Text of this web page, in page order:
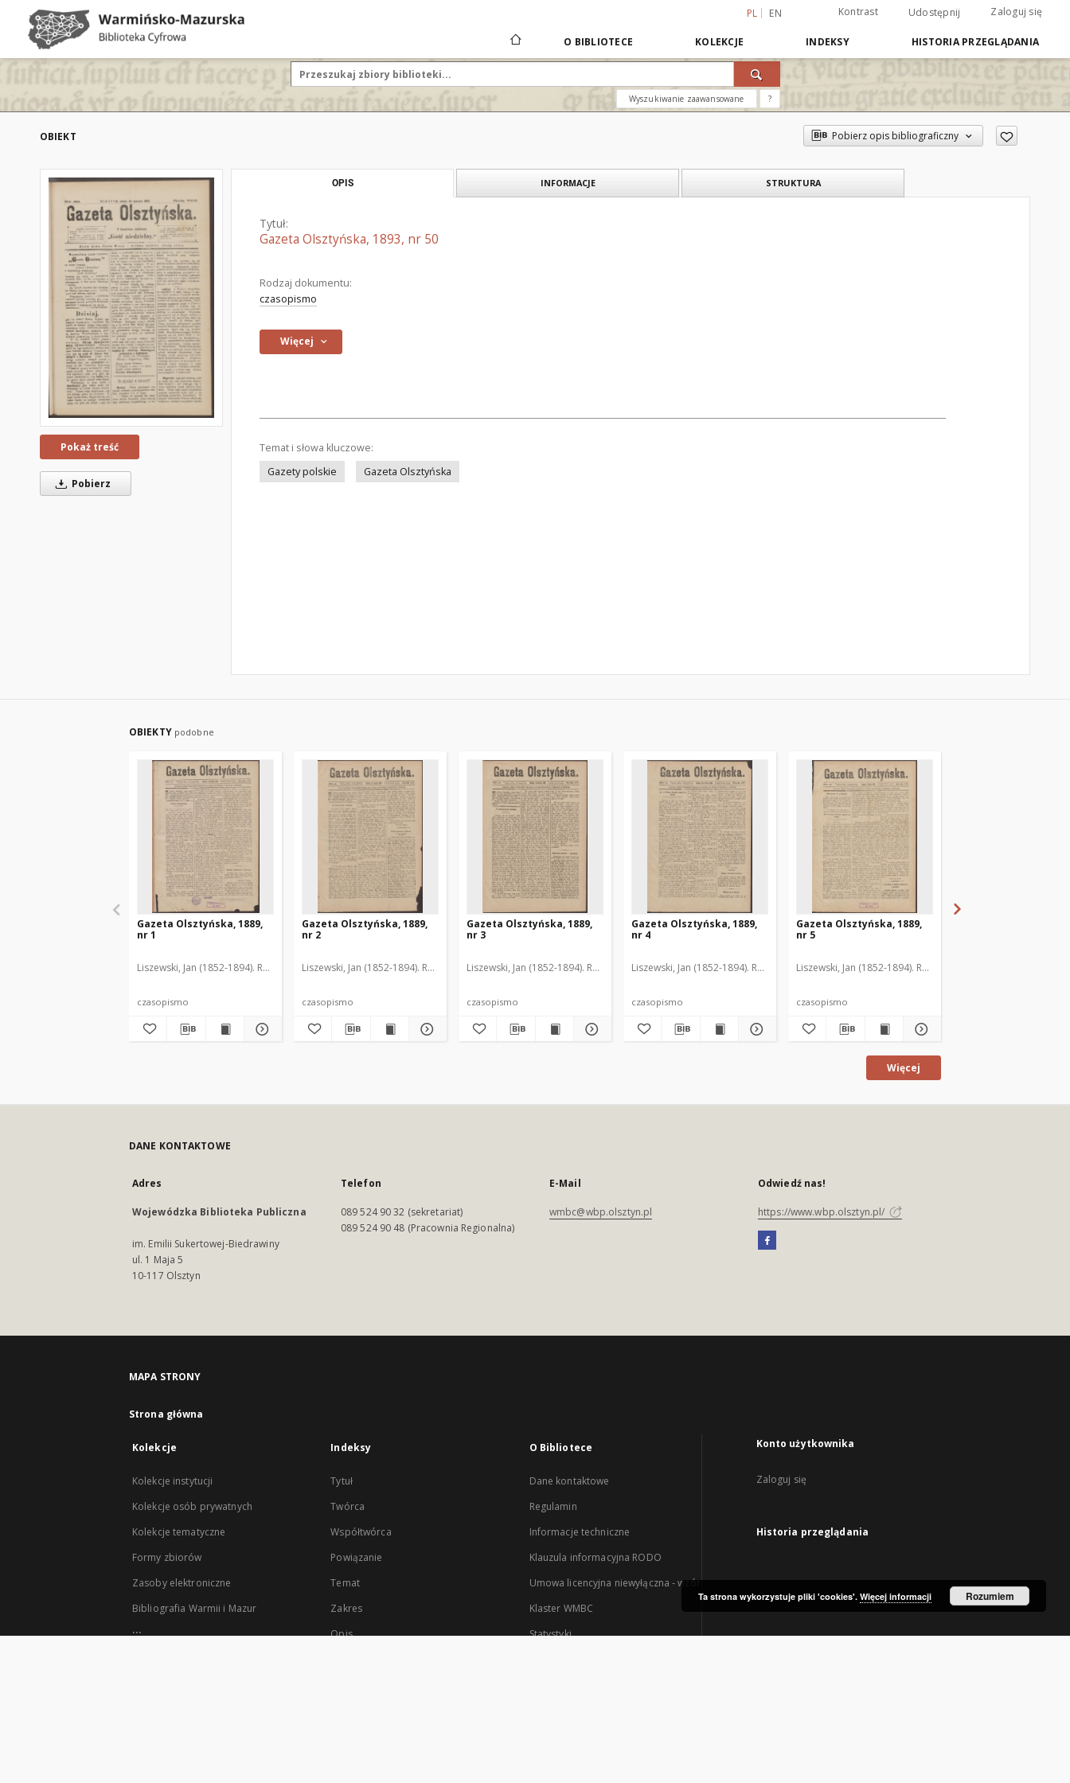
PL EN Kontrast Udostępnij Zaloguj się
O BIBLIOTECE KOLEKCJE INDEKSY HISTORIA PRZEGLĄDANIA
Wyszukiwanie zaawansowane ?
OBIEKT Pobierz opis bibliograficzny
Pokaż treść
Pobierz
OPIS INFORMACJE STRUKTURA
Tytuł:
Gazeta Olsztyńska, 1893, nr 50
Rodzaj dokumentu:
czasopismo
Więcej
Temat i słowa kluczowe:
Gazety polskie
Gazeta Olsztyńska
OBIEKTY podobne
Gazeta Olsztyńska, 1889,
nr 1
Liszewski, Jan (1852-1894). Red.
czasopismo
Gazeta Olsztyńska, 1889,
nr 2
Liszewski, Jan (1852-1894). Red.
czasopismo
Gazeta Olsztyńska, 1889,
nr 3
Liszewski, Jan (1852-1894). Red.
czasopismo
Gazeta Olsztyńska, 1889,
nr 4
Liszewski, Jan (1852-1894). Red.
czasopismo
Gazeta Olsztyńska, 1889,
nr 5
Liszewski, Jan (1852-1894). Red.
czasopismo
Więcej
DANE KONTAKTOWE
Adres
Wojewódzka Biblioteka Publiczna
im. Emilii Sukertowej-Biedrawiny
ul. 1 Maja 5
10-117 Olsztyn
Telefon
089 524 90 32 (sekretariat)
089 524 90 48 (Pracownia Regionalna)
E-Mail
wmbc@wbp.olsztyn.pl
Odwiedź nas!
https://www.wbp.olsztyn.pl/
MAPA STRONY
Strona główna
Kolekcje
Kolekcje instytucji
Kolekcje osób prywatnych
Kolekcje tematyczne
Formy zbiorów
Zasoby elektroniczne
Bibliografia Warmii i Mazur
...
Indeksy
Tytuł
Twórca
Współtwórca
Powiązanie
Temat
Zakres
Opis
O Bibliotece
Dane kontaktowe
Regulamin
Informacje techniczne
Klauzula informacyjna RODO
Umowa licencyjna niewyłączna - wzór
Klaster WMBC
Statystyki
Konto użytkownika
Zaloguj się
Historia przeglądania
Ta strona wykorzystuje pliki 'cookies'. Więcej informacji Rozumiem